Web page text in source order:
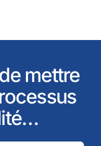
mettre